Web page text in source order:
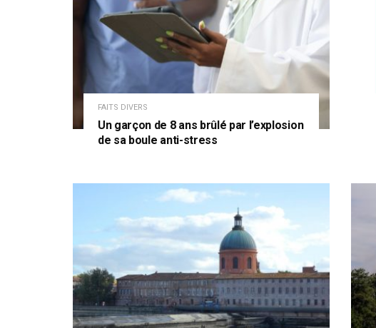
FAITS DIVERS
Un garçon de 8 ans brûlé par l’explosion
de sa boule anti-stress